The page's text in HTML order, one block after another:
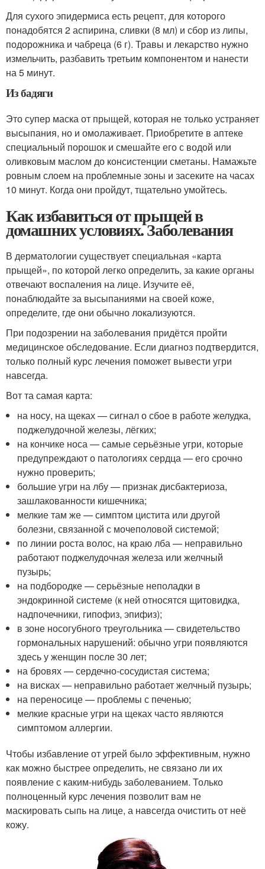
Для сухого эпидермиса есть рецепт, для которого
понадобятся 2 аспирина, сливки (8 мл) и сбор из липы,
подорожника и чабреца (6 г). Травы и лекарство нужно
измельчить, разбавить третьим компонентом и нанести
на 5 минут.
Из бадяги
Это супер маска от прыщей, которая не только устраняет
высыпания, но и омолаживает. Приобретите в аптеке
специальный порошок и смешайте его с водой или
оливковым маслом до консистенции сметаны. Намажьте
ровным слоем на проблемные зоны и засеките на часах
10 минут. Когда они пройдут, тщательно умойтесь.
Как избавиться от прыщей в
домашних условиях. Заболевания
В дерматологии существует специальная «карта
прыщей», по которой легко определить, за какие органы
отвечают воспаления на лице. Изучите её,
понаблюдайте за высыпаниями на своей коже,
определите, где они обычно локализуются.
При подозрении на заболевания придётся пройти
медицинское обследование. Если диагноз подтвердится,
только полный курс лечения поможет вывести угри
навсегда.
Вот та самая карта:
на носу, на щеках — сигнал о сбое в работе желудка,
поджелудочной железы, лёгких;
на кончике носа — самые серьёзные угри, которые
предупреждают о патологиях сердца — его срочно
нужно проверить;
большие угри на лбу — признак дисбактериоза,
зашлакованности кишечника;
мелкие там же — симптом цистита или другой
болезни, связанной с мочеполовой системой;
по линии роста волос, на краю лба — неправильно
работают поджелудочная железа или желчный
пузырь;
на подбородке — серьёзные неполадки в
эндокринной системе (к ней относятся щитовидка,
надпочечники, гипофиз, эпифиз);
в зоне носогубного треугольника — свидетельство
гормональных нарушений: обычно угри появляются
здесь у женщин после 30 лет;
на бровях — сердечно-сосудистая система;
на висках — неправильно работает желчный пузырь;
на переносице — проблемы с печенью;
мелкие красные угри на щеках часто являются
симптомом аллергии.
Чтобы избавление от угрей было эффективным, нужно
как можно быстрее определить, не связано ли их
появление с каким-нибудь заболеванием. Только
полноценный курс лечения позволит вам не
маскировать сыпь на лице, а навсегда очистить от неё
кожу.